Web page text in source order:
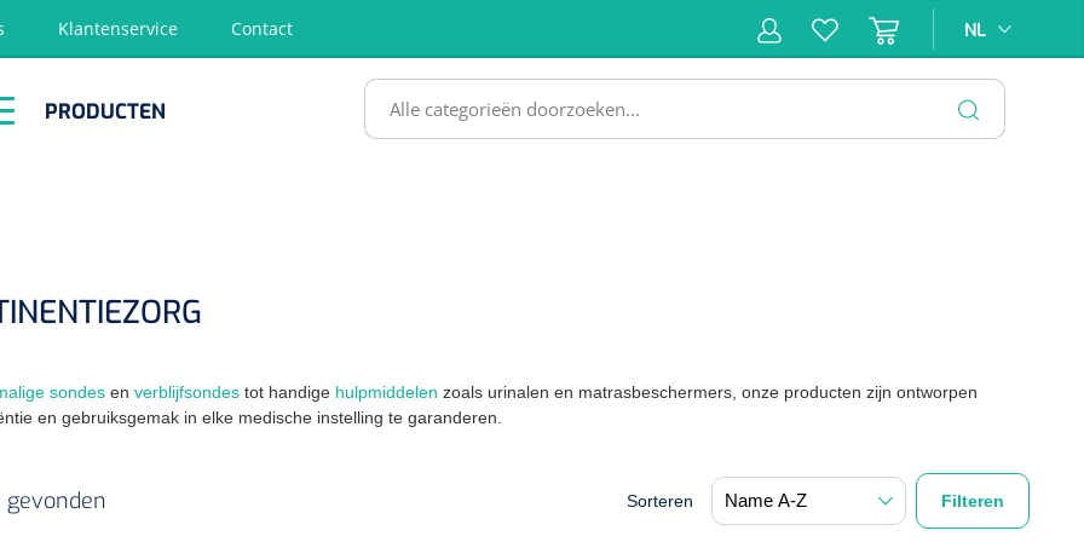
Klantenservice Contact NL
PRODUCTEN
sondes en verblijfsondes tot handige hulpmiddelen zoals urinalen en matrasbeschermers, onze producten zijn ontworpen
en gebruiksgemak in elke medische instelling te garanderen.
gevonden Sorteren Filteren